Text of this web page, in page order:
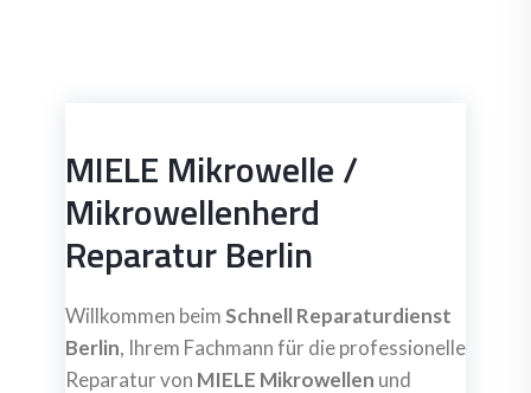
MIELE Mikrowelle /
Mikrowellenherd
Reparatur Berlin
Willkommen beimSchnell Reparaturdienst
Berlin, Ihrem Fachmann für die professionelle
Reparatur von MIELE Mikrowellen und